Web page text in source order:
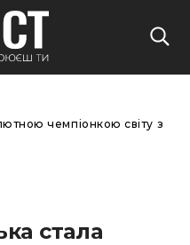
чемпіонкою світу з
стала